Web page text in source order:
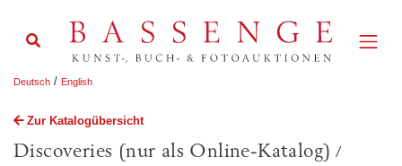
Deutsch / English
Zur Katalogübersicht
Discoveries (nur als Online-Katalog) /